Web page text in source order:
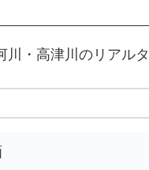
・高津川のリアル